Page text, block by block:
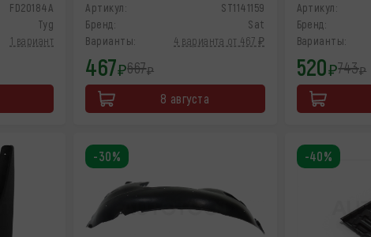
FD20184A
Tyg
1 вариант
Артикул:
ST1141159
Бренд:
Sat
Варианты:
4 варианта от 467 ₽
467₽667₽
8 августа
Артикул:
Бренд:
Варианты:
520₽743₽
-30% -40%